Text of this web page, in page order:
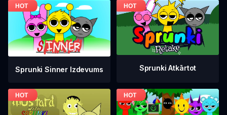
Sprunki Sinner Izdevums Sprunki Atkārtot